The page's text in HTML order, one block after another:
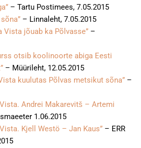
– Tartu Postimees, 7.05.2015
– Linnaleht, 7.05.2015
Vista jõuab ka Põlvasse” –
otsib koolinoorte abiga Eesti
– Müürileht, 12.05.2015
kuulutas Põlvas metsikut sõna” –
Andrei Makarevitš – Artemi
1.06.2015
Kjell Westö – Jan Kaus” – ERR